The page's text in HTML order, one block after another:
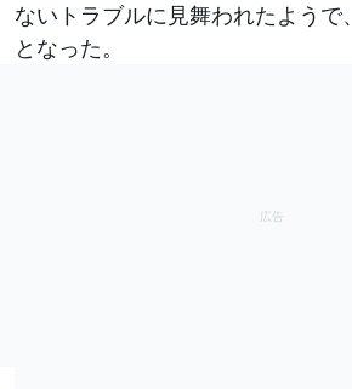
ないトラブルに見舞われたようで
となった。